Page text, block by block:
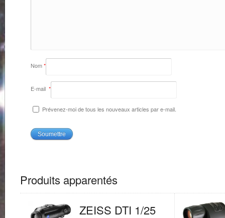
Nom*
E-mail *
Prévenez-moi de tous les nouveaux articles par e-mail.
Produits apparentés
ZEISS DTI 1/25